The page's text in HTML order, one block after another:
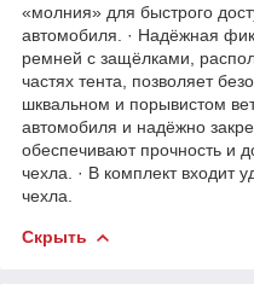
«молния» для быстрого
автомобиля. · Надёжная
ремней с защёлками,
частях тента, позволяет
шквальном и порывистом
автомобиля и надёжно
обеспечивают прочность и
чехла. · В комплект входит
чехла.
Скрыть